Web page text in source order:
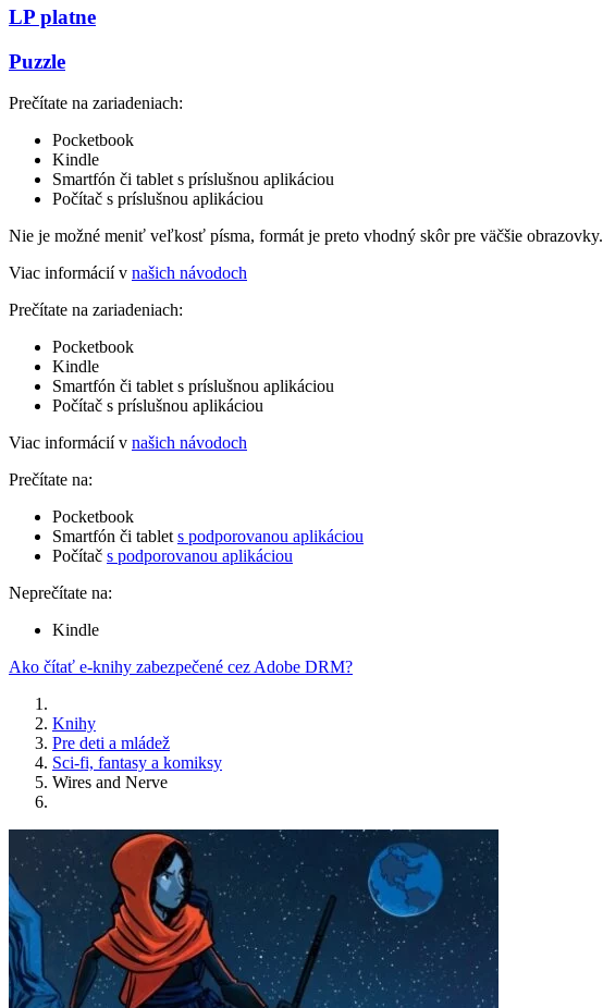
LP platne
Puzzle
Prečítate na zariadeniach:
Pocketbook
Kindle
Smartfón či tablet s príslušnou aplikáciou
Počítač s príslušnou aplikáciou
Nie je možné meniť veľkosť písma, formát je preto vhodný skôr pre väčšie obrazovky.
Viac informácií v našich návodoch
Prečítate na zariadeniach:
Pocketbook
Kindle
Smartfón či tablet s príslušnou aplikáciou
Počítač s príslušnou aplikáciou
Viac informácií v našich návodoch
Prečítate na:
Pocketbook
Smartfón či tablet s podporovanou aplikáciou
Počítač s podporovanou aplikáciou
Neprečítate na:
Kindle
Ako čítať e-knihy zabezpečené cez Adobe DRM?
Knihy
Pre deti a mládež
Sci-fi, fantasy a komiksy
Wires and Nerve